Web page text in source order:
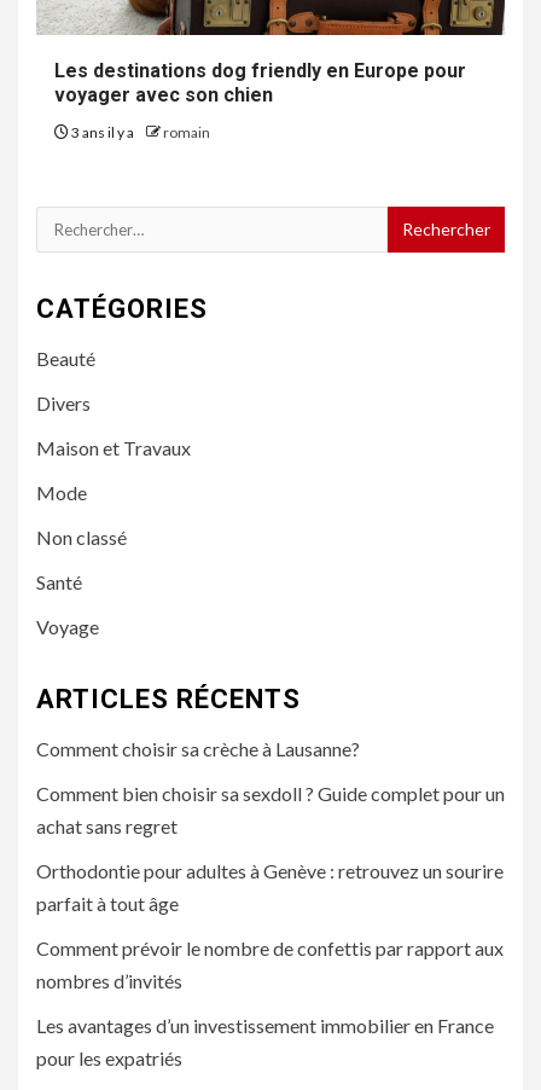
Les destinations dog friendly en Europe pour
voyager avec son chien
3 ans il y a romain
Rechercher :
CATÉGORIES
Beauté
Divers
Maison et Travaux
Mode
Non classé
Santé
Voyage
ARTICLES RÉCENTS
Comment choisir sa crèche à Lausanne?
Comment bien choisir sa sexdoll ? Guide complet pour un
achat sans regret
Orthodontie pour adultes à Genève : retrouvez un sourire
parfait à tout âge
Comment prévoir le nombre de confettis par rapport aux
nombres d’invités
Les avantages d’un investissement immobilier en France
pour les expatriés